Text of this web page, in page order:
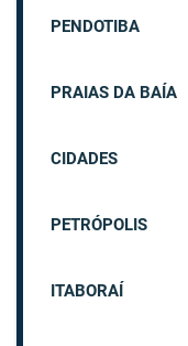
PENDOTIBA
PRAIAS DA BAÍA
CIDADES
PETRÓPOLIS
ITABORAÍ